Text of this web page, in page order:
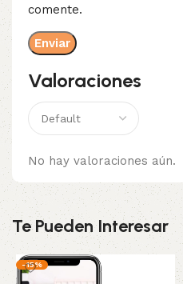
Valoraciones
No hay valoraciones aún.
comente.
Te Pueden Interesar
-15%